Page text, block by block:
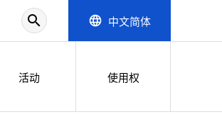
search language 中文简体
活动 使用权